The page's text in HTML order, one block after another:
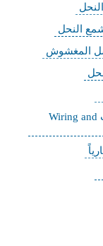
النحل
المغشوش
تثبيت الأساسات الشمعية بالإطارات Wiring and